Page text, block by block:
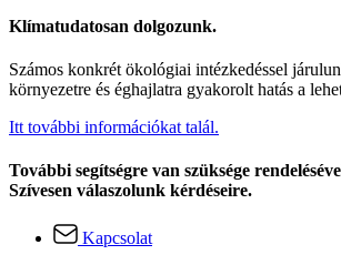
Klímatudatosan dolgozunk.
Számos konkrét ökológiai intézkedéssel
környezetre és éghajlatra gyakorolt hatás a
Itt további információkat talál.
További segítségre van szüksége
Szívesen válaszolunk kérdéseire.
Kapcsolat